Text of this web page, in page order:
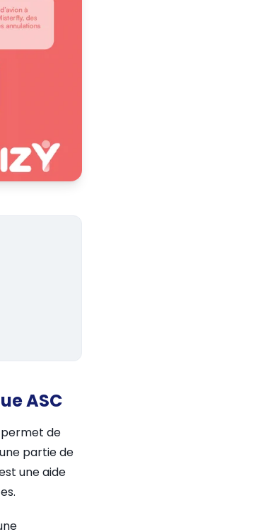
ASC
permet de
partie de
une aide